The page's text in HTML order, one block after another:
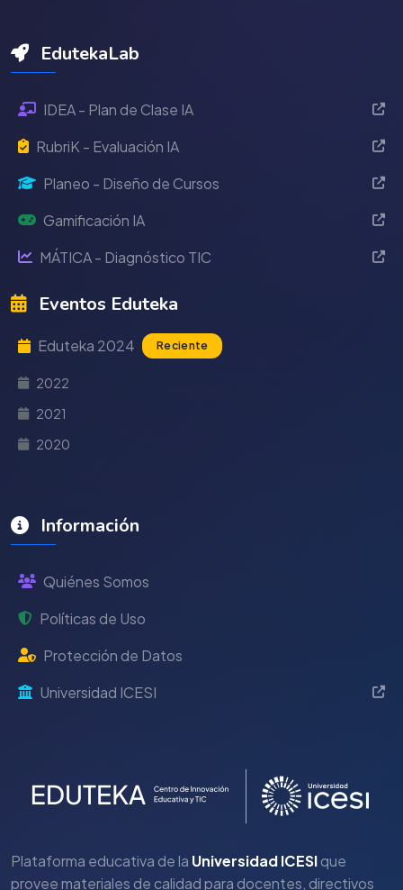
EdutekaLab
IDEA - Plan de Clase IA
RubriK - Evaluación IA
Planeo - Diseño de Cursos
Gamificación IA
MÁTICA - Diagnóstico TIC
Eventos Eduteka
Eduteka 2024 Reciente
2022
2021
2020
Información
Quiénes Somos
Políticas de Uso
Protección de Datos
Universidad ICESI
Plataforma educativa de la Universidad ICESIque
provee materiales de calidad para docentes, directivos